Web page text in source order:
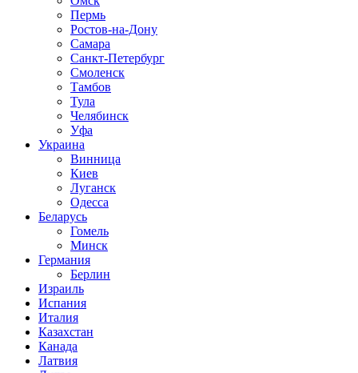
Пермь
Ростов-на-Дону
Самара
Санкт-Петербург
Смоленск
Тамбов
Тула
Челябинск
Уфа
Украина
Винница
Киев
Луганск
Одесса
Беларусь
Гомель
Минск
Германия
Берлин
Израиль
Испания
Италия
Казахстан
Канада
Латвия